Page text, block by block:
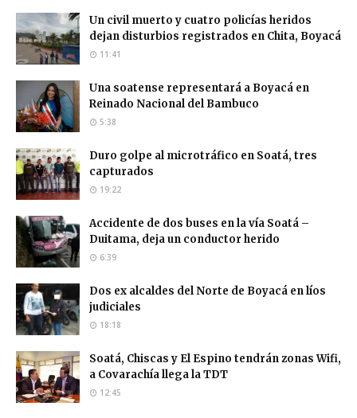
Un civil muerto y cuatro policías heridos
dejan disturbios registrados en Chita, Boyacá
11:41
Una soatense representará a Boyacá en
Reinado Nacional del Bambuco
5:38
Duro golpe al microtráfico en Soatá, tres
capturados
19:22
Accidente de dos buses en la vía Soatá –
Duitama, deja un conductor herido
6:39
Dos ex alcaldes del Norte de Boyacá en líos
judiciales
18:18
Soatá, Chiscas y El Espino tendrán zonas Wifi,
a Covarachía llega la TDT
12:45